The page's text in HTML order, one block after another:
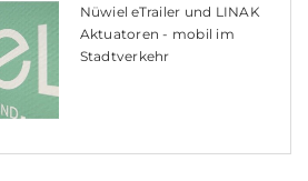
Nüwiel eTrailer und LINAK
Aktuatoren - mobil im
Stadtverkehr